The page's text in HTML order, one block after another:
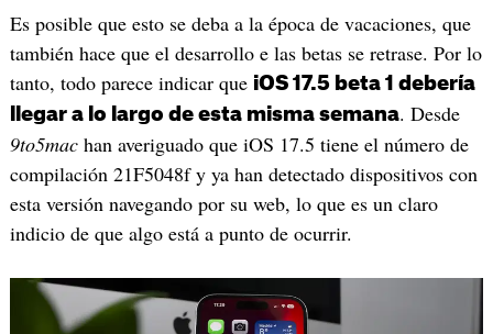
Es posible que esto se deba a la época de vacaciones, que
también hace que el desarrollo e las betas se retrase. Por lo
tanto, todo parece indicar que iOS 17.5 beta 1 debería
llegar a lo largo de esta misma semana. Desde
9to5machan averiguado que iOS 17.5 tiene el número de
compilación 21F5048f y ya han detectado dispositivos con
esta versión navegando por su web, lo que es un claro
indicio de que algo está a punto de ocurrir.